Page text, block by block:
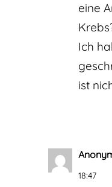
eine
Ich
ist
18:47